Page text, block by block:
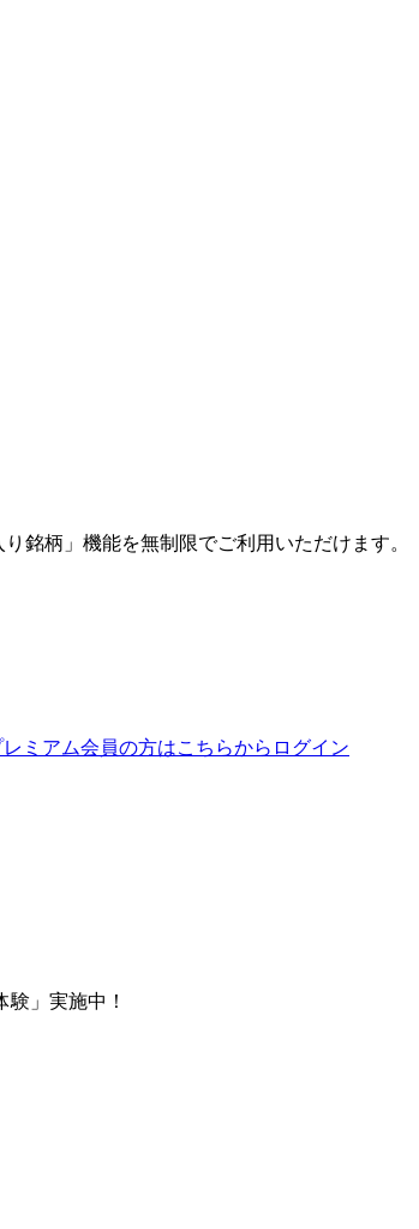
銘柄」機能を無制限でご利用いただけます。
レミアム会員の方はこちらからログイン
」実施中！